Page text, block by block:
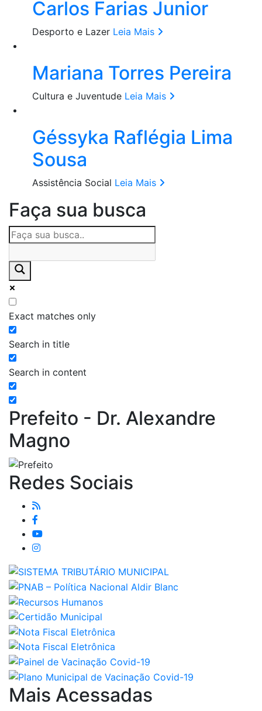
Carlos Farias Junior
Desporto e Lazer Leia Mais
Mariana Torres Pereira
Cultura e Juventude Leia Mais
Géssyka Raflégia Lima
Sousa
Assistência Social Leia Mais
Faça sua busca
Exact matches only
Search in title
Search in content
Prefeito - Dr. Alexandre
Magno
Redes Sociais
Mais Acessadas